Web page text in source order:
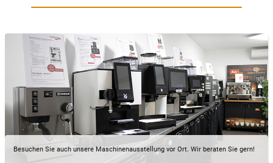
Besuchen Sie auch unsere Maschinenausstellung vor Ort. Wir beraten Sie gern!